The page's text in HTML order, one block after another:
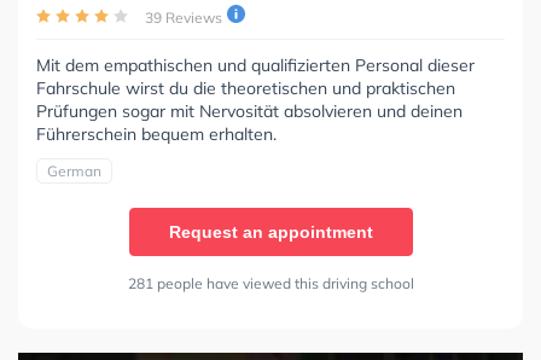
39 Reviews
Mit dem empathischen und qualifizierten Personal dieser
Fahrschule wirst du die theoretischen und praktischen
Prüfungen sogar mit Nervosität absolvieren und deinen
Führerschein bequem erhalten.
German
Request an appointment
281 people have viewed this driving school